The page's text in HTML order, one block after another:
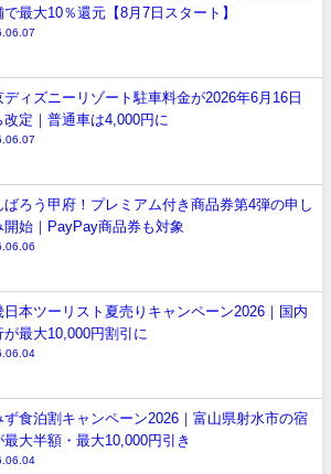
で最大10％還元【8月7日スタート】
ディズニーリゾート駐車料金が2026年6月16日
改定｜普通車は4,000円に
ばろう甲府！プレミアム付き商品券第4弾の申し
開始｜PayPay商品券も対象
日本ツーリスト夏売りキャンペーン2026｜国内
が最大10,000円割引に
ず食泊割キャンペーン2026｜富山県射水市の宿
最大半額・最大10,000円引き